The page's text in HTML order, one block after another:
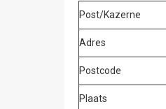
Post/Kazerne
Adres
Postcode
Plaats